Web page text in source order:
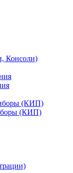
Консоли)
(КИП)
(КИП)